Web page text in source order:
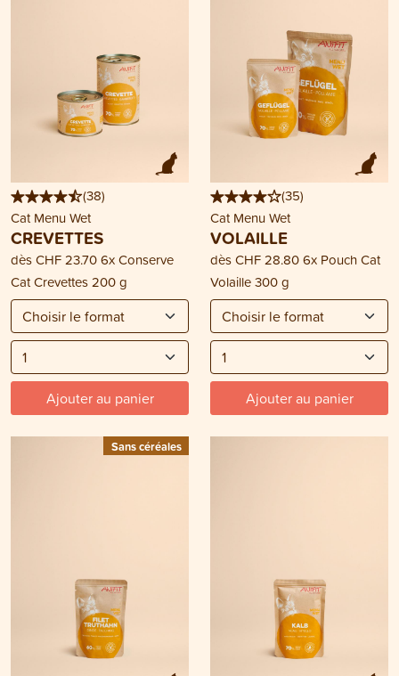
(38)
Cat Menu Wet
CREVETTES
dèsCHF 23.706x Conserve
Cat Crevettes 200 g
Ajouter au panier
(35)
Cat Menu Wet
VOLAILLE
dèsCHF 28.806x Pouch Cat
Volaille 300 g
Ajouter au panier
Sans céréales